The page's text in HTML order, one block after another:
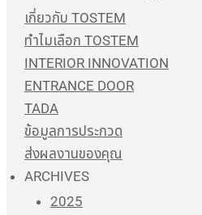
& Red Dot Design Award 2024
(BEST OF THE BEST WINNER)
เกี่ยวกับ TOSTEM
ทำไมเลือก TOSTEM
INTERIOR INNOVATION
ENTRANCE DOOR
TADA
ข้อมูลการประกวด
ส่งผลงานของคุณ
ARCHIVES
2025